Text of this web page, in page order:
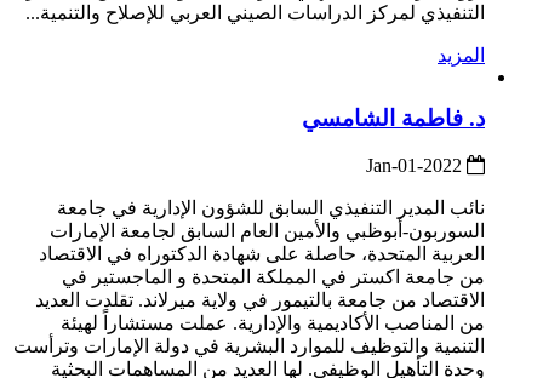
التنفيذي لمركز الدراسات الصيني العربي للإصلاح والتنمية...
المزيد
د. فاطمة الشامسي
نائب المدير التنفيذي السابق للشؤون الإدارية في جامعة
السوربون-أبوظبي والأمين العام السابق لجامعة الإمارات
العربية المتحدة، حاصلة على شهادة الدكتوراه في الاقتصاد
من جامعة اكستر في المملكة المتحدة و الماجستير في
الاقتصاد من جامعة بالتيمور في ولاية ميرلاند. تقلدت العديد
من المناصب الأكاديمية والإدارية. عملت مستشاراً لهيئة
التنمية والتوظيف للموارد البشرية في دولة الإمارات وترأست
وحدة التأهيل الوظيفي. لها العديد من المساهمات البحثية